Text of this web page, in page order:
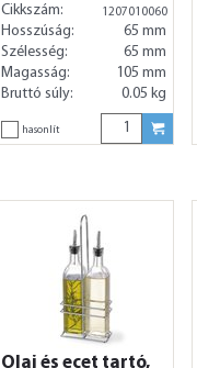
Cikkszám: 1207010060
Hosszúság:
65 mm
Szélesség:
65 mm
Magasság:
105 mm
Bruttó súly:
0.05 kg
hasonlít
Olaj és ecet tartó,